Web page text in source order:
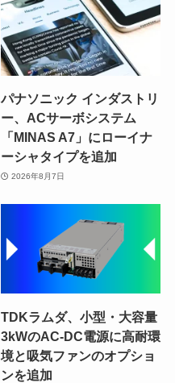
パナソニック インダストリ
ー、ACサーボシステム
「MINAS A7」にローイナ
ーシャタイプを追加
2026年8月7日
TDKラムダ、小型・大容量
3kWのAC-DC電源に高耐環
境と吸気ファンのオプショ
ンを追加